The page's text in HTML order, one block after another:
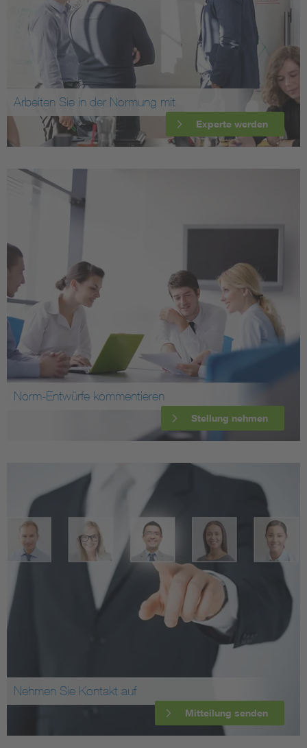
Arbeiten Sie in der Normung mit
Experte werden
Norm-Entwürfe kommentieren
Stellung nehmen
Nehmen Sie Kontakt auf
Mitteilung senden